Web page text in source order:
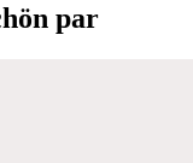
par